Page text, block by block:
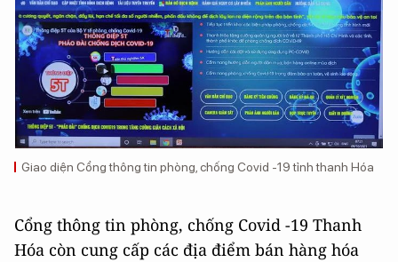
Giao diện Cổng thông tin phòng, chống Covid -19 tỉnh thanh Hóa
Cổng thông tin phòng, chống Covid -19 Thanh
Hóa còn cung cấp các địa điểm bán hàng hóa